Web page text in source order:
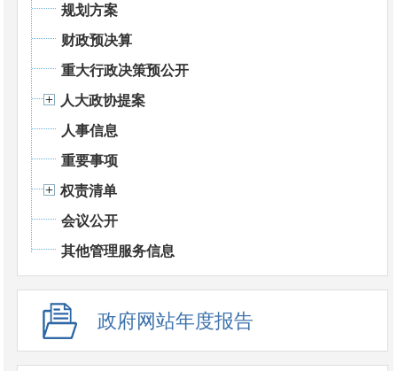
规划方案
财政预决算
重大行政决策预公开
人大政协提案
人事信息
重要事项
权责清单
会议公开
其他管理服务信息
政府网站年度报告